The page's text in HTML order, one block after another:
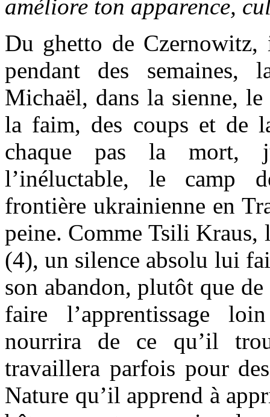
améliore ton apparence,
Du ghetto de
pendant des
Michaël, dans la sienne,
la faim, des coups et de
chaque pas la mort,
l’inéluctable, le camp
frontière ukrainienne en
peine. Comme Tsili Kraus,
(4), un silence absolu lui
son abandon, plutôt que
faire l’apprentissage
nourrira de ce qu’il
travaillera parfois pour
Nature qu’il apprend à